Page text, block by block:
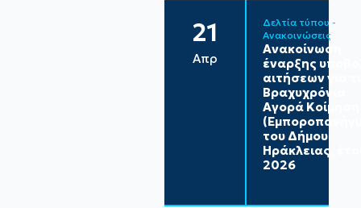
21
Απρ
Δελτία τύπου -
Ανακοινώσεις
Ανακοίνωση
έναρξης
αιτήσεων για
Βραχυχρόνια
Αγορά
του Δήμου
Ηράκλειας,
2026